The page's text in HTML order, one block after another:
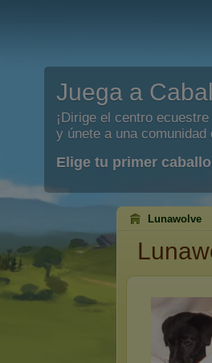
Juega a
¡Dirige el centro
y únete a una
Elige tu primer
Lunawolve